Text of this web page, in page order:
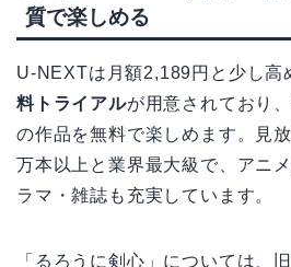
質で楽しめる
U-NEXTは月額2,189円と少し高
料トライアルが用意されており
の作品を無料で楽しめます。見
万本以上と業界最大級で、アニ
ラマ・雑誌も充実しています。
「るろうに剣心」については、